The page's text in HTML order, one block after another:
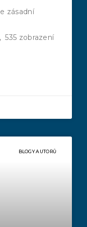
zásadní
535 zobrazení
BLOGY AUTORŮ